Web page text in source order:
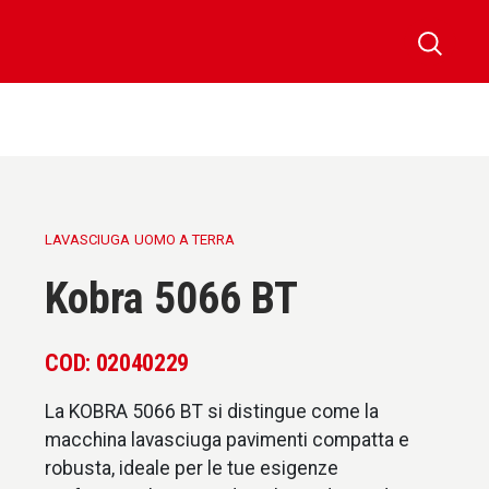
LAVASCIUGA UOMO A TERRA
Kobra 5066 BT
COD: 02040229
La KOBRA 5066 BT si distingue come la
macchina lavasciuga pavimenti compatta e
robusta, ideale per le tue esigenze